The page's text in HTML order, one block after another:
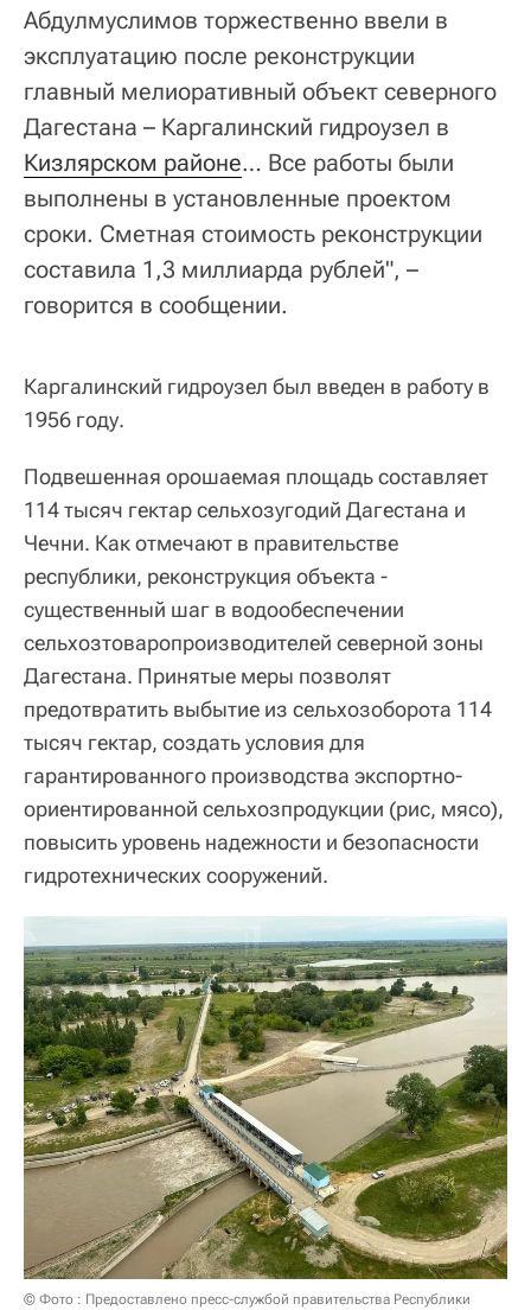
Абдулмуслимов торжественно ввели в
эксплуатацию после реконструкции
главный мелиоративный объект северного
Дагестана – Каргалинский гидроузел в
Кизлярском районе… Все работы были
выполнены в установленные проектом
сроки. Сметная стоимость реконструкции
составила 1,3 миллиарда рублей", –
говорится в сообщении.
Каргалинский гидроузел был введен в работу в
1956 году.
Подвешенная орошаемая площадь составляет
114 тысяч гектар сельхозугодий Дагестана и
Чечни. Как отмечают в правительстве
республики, реконструкция объекта -
существенный шаг в водообеспечении
сельхозтоваропроизводителей северной зоны
Дагестана. Принятые меры позволят
предотвратить выбытие из сельхозоборота 114
тысяч гектар, создать условия для
гарантированного производства экспортно-
ориентированной сельхозпродукции (рис, мясо),
повысить уровень надежности и безопасности
гидротехнических сооружений.
© Фото : Предоставлено пресс-службой правительства Республики